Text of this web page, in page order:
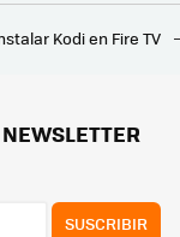
Han creado "paredes invisibles" usando el WiFi. Así han logrado ver a través de los muros usando la señal inalámbrica
Nunca se me hubiera ocurrido esta estética forma de reutilizar los botes de Nescafé para ordenar la cocina: quedan preciosos y son ideales para despensas pequeñas
Kodi en Fire TV
SUSCRIBIR